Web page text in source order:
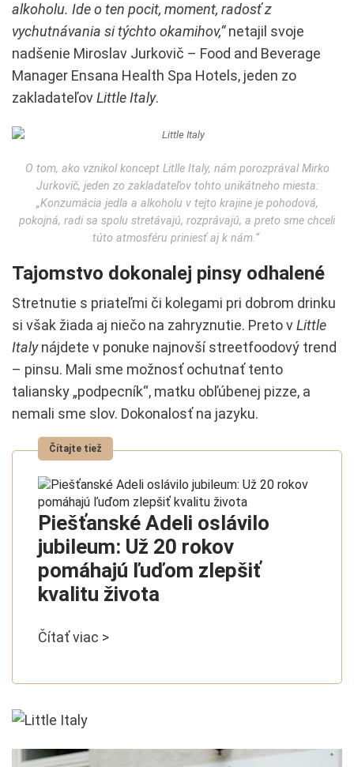
alkoholu. Ide o ten pocit, moment, radosť z
vychutnávania si týchto okamihov,“netajil svoje
nadšenie Miroslav Jurkovič – Food and Beverage
Manager Ensana Health Spa Hotels, jeden zo
zakladateľovLittle Italy.
O tom, ako vznikol koncept Litlle Italy, nám porozprával Mirko
Jurkovič, jeden zo zakladateľov tohto unikátneho miesta:
„Konzumácia jedla a alkoholu v tejto krajine je pohodová,
pokojná, radi sa spolu stretávajú, rozprávajú, a preto sme chceli
túto atmosféru priniesť aj k nám.“
Tajomstvo dokonalej pinsy odhalené
Stretnutie s priateľmi či kolegami pri dobrom drinku
si však žiada aj niečo na zahryznutie. Preto vLittle
Italynájdete v ponuke najnovší streetfoodový trend
– pinsu. Mali sme možnosť ochutnať tento
taliansky „podpecník“, matku obľúbenej pizze, a
nemali sme slov. Dokonalosť na jazyku.
Piešťanské Adeli oslávilo
jubileum: Už 20 rokov
pomáhajú ľuďom zlepšiť
kvalitu života
Čítať viac >